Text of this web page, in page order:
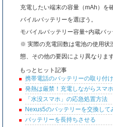
充電したい端末の容量（mAh）を
バイルバッテリーを選ぼう。
モバイルバッテリー容量÷内蔵バ
※ 実際の充電回数は電池の使用状
態、その他の要因により異なります
もっとヒット記事
携帯電話のバッテリーの取り付
発熱は厳禁！充電しながらスマ
「水没スマホ」の応急処置方法
Nexus5のバッテリーを交換して
バッテリーを長持ちさせる